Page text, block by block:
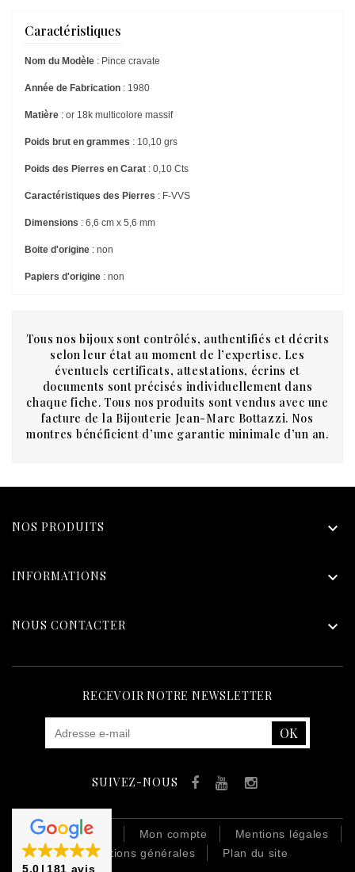
Caractéristiques
Nom du Modèle : Pince cravate
Année de Fabrication : 1980
Matière : or 18k multicolore massif
Poids brut en grammes : 10,10 grs
Poids des Pierres en Carat : 0,10 Cts
Caractéristiques des Pierres : F-VVS
Dimensions : 6,6 cm x 5,6 mm
Boite d'origine : non
Papiers d'origine : non
Tous nos bijoux sont contrôlés, authentifiés et décrits
selon leur état au moment de l’expertise. Les
éventuels certificats, attestations, écrins et
documents sont précisés individuellement dans
chaque fiche. Tous nos produits sont vendus avec une
facture de la Bijouterie Jean-Marc Bottazzi. Nos
montres bénéficient d’une garantie minimale d’un an.
NOS PRODUITS 
INFORMATIONS 
NOUS CONTACTER 
RECEVOIR NOTRE NEWSLETTER
SUIVEZ-NOUS Facebook
YouTubeInstagram
Contactez-nous Mon compte
Mentions légales
Conditions générales
Plan du site
5.0
181 avis